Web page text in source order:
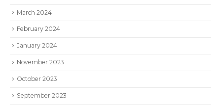
March 2024
February 2024
January 2024
November 2023
October 2023
September 2023